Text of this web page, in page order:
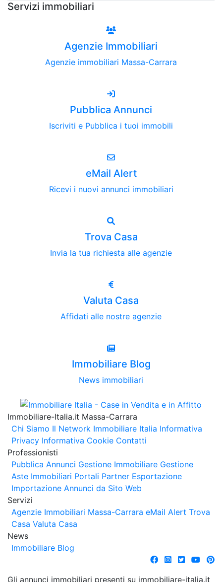
Servizi immobiliari
Agenzie Immobiliari
Agenzie immobiliari Massa-Carrara
Pubblica Annunci
Iscriviti e Pubblica i tuoi immobili
eMail Alert
Ricevi i nuovi annunci immobiliari
Trova Casa
Invia la tua richiesta alle agenzie
Valuta Casa
Affidati alle nostre agenzie
Immobiliare Blog
News immobiliari
Immobiliare-Italia.it Massa-Carrara
Chi Siamo Il Network Immobiliare Italia Informativa
Privacy Informativa Cookie Contatti
Professionisti
Pubblica Annunci Gestione Immobiliare Gestione
Aste Immobiliari Portali Partner Esportazione
Importazione Annunci da Sito Web
Servizi
Agenzie Immobiliari Massa-Carrara eMail Alert Trova
Casa Valuta Casa
News
Immobiliare Blog
Gli annunci immobiliari presenti su immobiliare-italia.it